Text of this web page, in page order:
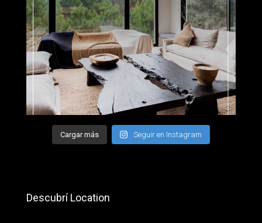
Cargar más Seguir en Instagram
Descubrí Location